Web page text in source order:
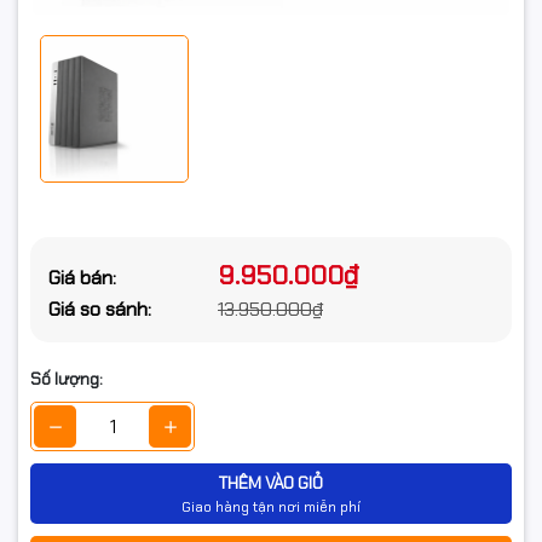
Giá bán: 9.950.000₫
Giá so sánh: 13.950.000₫
Số lượng:
THÊM VÀO GIỎ
Giao hàng tận nơi miễn phí
Dung lượng ổ
cứng
Loại ổ cứng
Chuẩn ổ cứng
VGA onboard
Kết nối
Kết nối không
dây
(Lan/Wireless)
Gigabit LAN
tiếp trước
2xUSB 2.0, Audio